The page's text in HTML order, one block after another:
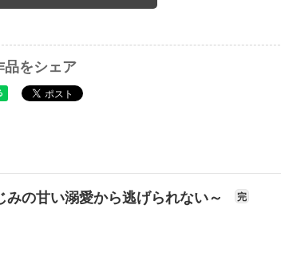
品をシェア
みの甘い溺愛から逃げられない～ 完